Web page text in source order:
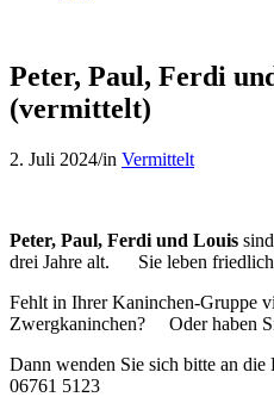
Peter, Paul, Ferdi
(vermittelt)
2. Juli 2024/in Vermittelt
Peter, Paul, Ferdi und Louis
drei Jahre alt. Sie leben friedlich
Fehlt in Ihrer Kaninchen-Gruppe
Zwergkaninchen? Oder haben
Dann wenden Sie sich bitte an
06761 5123